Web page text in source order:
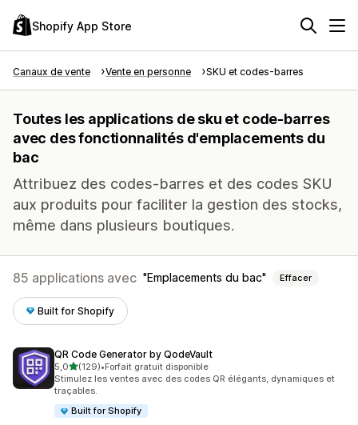
Shopify App Store
Canaux de vente Vente en personne SKU et codes-barres
Toutes les applications de sku et code-barres
avec des fonctionnalités d'emplacements du
bac
Attribuez des codes-barres et des codes SKU
aux produits pour faciliter la gestion des stocks,
même dans plusieurs boutiques.
85 applications avec Emplacements du bac Effacer
Built for Shopify
QR Code Generator by QodeVault
5,0étoile(s) sur 5
(129)
129 avis au total
•Forfait gratuit disponible
Stimulez les ventes avec des codes QR élégants, dynamiques et
traçables.
Built for Shopify